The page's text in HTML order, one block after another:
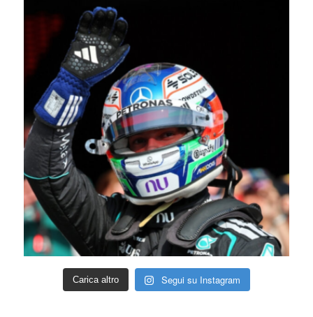
Carica altro Segui su Instagram